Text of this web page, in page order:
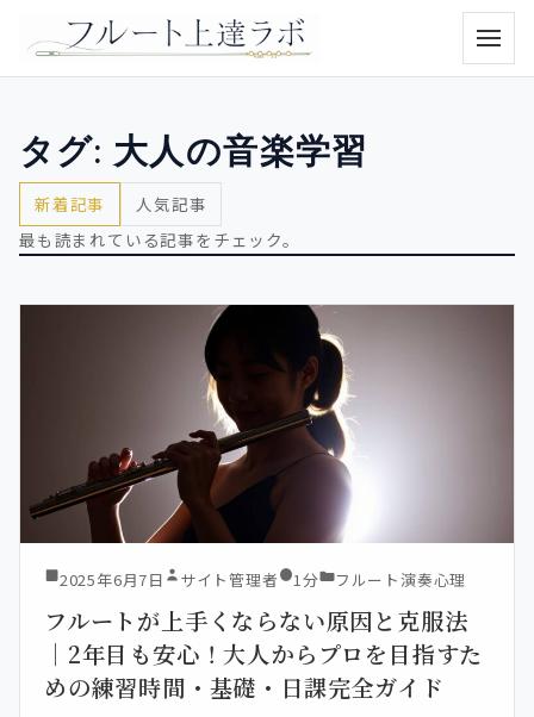
メニ
タグ:大人の音楽学習
新着記事
人気記事
最も読まれている記事をチェック。
2025年6月7日 サイト管理者 1分 フルート演奏心理
フルートが上手くならない原因と克服法
｜2年目も安心！大人からプロを目指すた
めの練習時間・基礎・日課完全ガイド